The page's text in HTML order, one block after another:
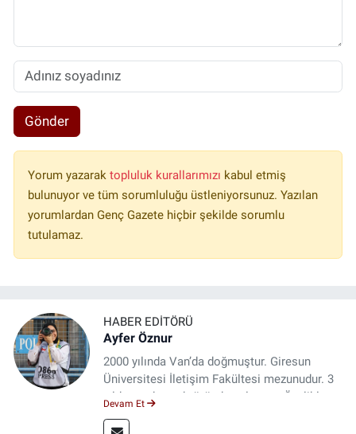
Gönder
Yorum yazarak topluluk kurallarımızı kabul etmiş
bulunuyor ve tüm sorumluluğu üstleniyorsunuz. Yazılan
yorumlardan Genç Gazete hiçbir şekilde sorumlu
tutulamaz.
HABER EDITÖRÜ
Ayfer Öznur
2000 yılında Van’da doğmuştur. Giresun
Üniversitesi İletişim Fakültesi mezunudur. 3
yıldır medya sektöründe çalışıyor. Özelikle
Devam Et